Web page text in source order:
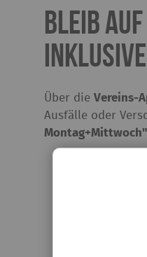
Bleib auf
Über dieVereins-
Ausfälle oder
Montag+Mittwoch"